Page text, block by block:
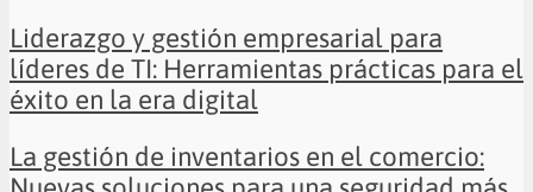
Liderazgo y gestión empresarial para
líderes de TI: Herramientas prácticas para el
éxito en la era digital
La gestión de inventarios en el comercio: